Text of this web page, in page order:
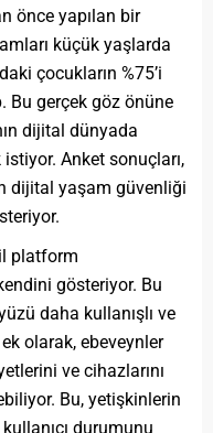
önce yapılan bir
küçük yaşlarda
çocukların %75’i
Bu gerçek göz önüne
dijital dünyada
Anket sonuçları,
dijital yaşam güvenliği
platform
gösteriyor. Bu
daha kullanışlı ve
olarak, ebeveynler
ve cihazlarını
Bu, yetişkinlerin
durumunu